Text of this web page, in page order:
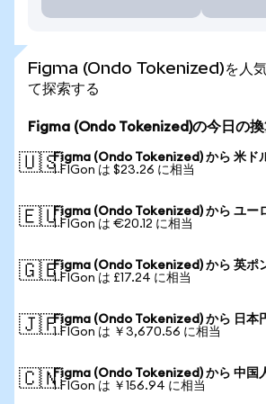
Figma (Ondo Tokenized)を人気
て探索する
Figma (Ondo Tokenized)の今日の
🇺🇸Figma (Ondo Tokenized) から 米ド
1 FIGon は $23.26 に相当
🇪🇺Figma (Ondo Tokenized) から ユー
1 FIGon は €20.12 に相当
🇬🇧Figma (Ondo Tokenized) から 英ポ
1 FIGon は £17.24 に相当
🇯🇵Figma (Ondo Tokenized) から 日本
1 FIGon は ￥3,670.56 に相当
🇨🇳Figma (Ondo Tokenized) から 中国
1 FIGon は ￥156.94 に相当